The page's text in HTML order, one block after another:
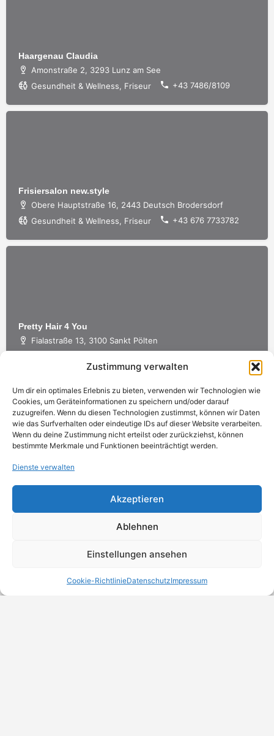
Zustimmung verwalten
Um dir ein optimales Erlebnis zu bieten, verwenden wir Technologien wie
Cookies, um Geräteinformationen zu speichern und/oder darauf
zuzugreifen. Wenn du diesen Technologien zustimmst, können wir Daten
wie das Surfverhalten oder eindeutige IDs auf dieser Website verarbeiten.
Wenn du deine Zustimmung nicht erteilst oder zurückziehst, können
bestimmte Merkmale und Funktionen beeinträchtigt werden.
Dienste verwalten
Akzeptieren
Ablehnen
Einstellungen ansehen
Cookie-RichtlinieDatenschutzImpressum
Haargenau Claudia
Amonstraße 2, 3293 Lunz am See
Gesundheit & Wellness, Friseur
+43 7486/8109
Frisiersalon new.style
Obere Hauptstraße 16, 2443 Deutsch Brodersdorf
Gesundheit & Wellness, Friseur
+43 676 7733782
Pretty Hair 4 You
Fialastraße 13, 3100 Sankt Pölten